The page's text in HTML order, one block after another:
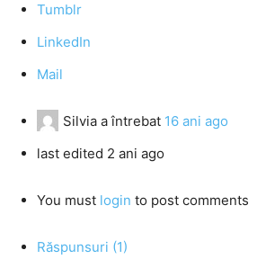
Tumblr
LinkedIn
Mail
Silvia a întrebat 16 ani ago
last edited 2 ani ago
You must login to post comments
Răspunsuri (1)